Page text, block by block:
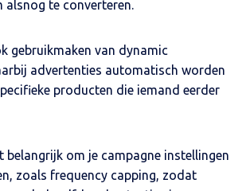
alsnog te converteren.
gebruikmaken van dynamic
advertenties automatisch worden
producten die iemand eerder
belangrijk om je campagne instellingen
zoals frequency capping, zodat